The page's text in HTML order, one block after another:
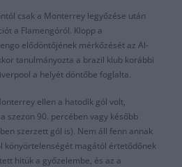
csak a Monterrey legyőzése után
a Flamengóról. Klopp a
elődöntőjének mérkőzését az Al-
tanulmányozta a brazil klub korábbi
a helyét döntőbe foglalta.
ellen a hatodik gól volt,
szezon 90. percében vagy később
szerzett gól is). Nem áll fenn annak
könyörtelenségét magától értetődőnek
hitük a győzelembe, és az a